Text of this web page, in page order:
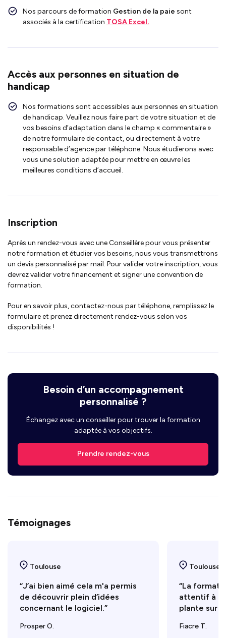
Nos parcours de formation Gestion de la paie sont
associés à la certification TOSA Excel.
Accès aux personnes en situation de
handicap
Nos formations sont accessibles aux personnes en situation
de handicap. Veuillez nous faire part de votre situation et de
vos besoins d’adaptation dans le champ « commentaire »
de notre formulaire de contact, ou directement à votre
responsable d’agence par téléphone. Nous étudierons avec
vous une solution adaptée pour mettre en œuvre les
meilleures conditions d’accueil.
Inscription
Après un rendez-vous avec une Conseillère pour vous présenter
notre formation et étudier vos besoins, nous vous transmettrons
un devis personnalisé par mail. Pour valider votre inscription, vous
devrez valider votre financement et signer une convention de
formation.
Pour en savoir plus, contactez-nous par téléphone, remplissez le
formulaire et prenez directement rendez-vous selon vos
disponibilités !
Besoin d’un accompagnement
personnalisé ?
Échangez avec un conseiller pour trouver la formation
adaptée à vos objectifs.
Prendre rendez-vous
Témoignages
Toulouse
“J’ai bien aimé cela m'a permis
de découvrir plein d’idées
concernant le logiciel.”
Prosper O.
Toulouse
“La
attentif à
plante sur
Fiacre T.